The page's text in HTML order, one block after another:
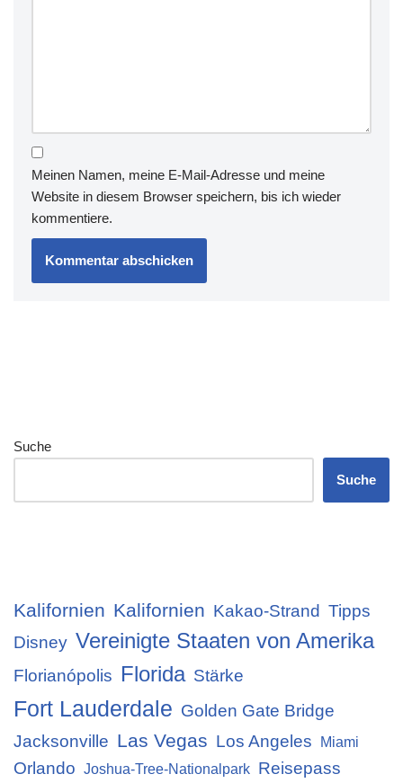
Meinen Namen, meine E-Mail-Adresse und meine
Website in diesem Browser speichern, bis ich wieder
kommentiere.
Suche
Suche
Kalifornien Kalifornien Kakao-Strand Tipps
Disney Vereinigte Staaten von Amerika
Florianópolis Florida Stärke
Fort Lauderdale Golden Gate Bridge
Jacksonville Las Vegas Los Angeles Miami
Orlando Joshua-Tree-Nationalpark Reisepass